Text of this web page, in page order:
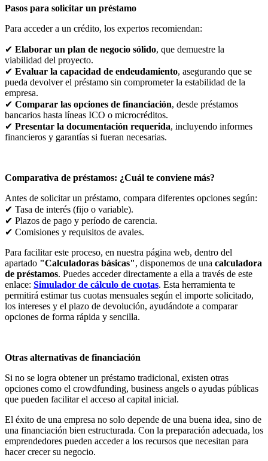
Pasos para solicitar un préstamo
Para acceder a un crédito, los expertos recomiendan:
✔ Elaborar un plan de negocio sólido, que demuestre la
viabilidad del proyecto.
✔ Evaluar la capacidad de endeudamiento, asegurando que se
pueda devolver el préstamo sin comprometer la estabilidad de la
empresa.
✔ Comparar las opciones de financiación, desde préstamos
bancarios hasta líneas ICO o microcréditos.
✔ Presentar la documentación requerida, incluyendo informes
financieros y garantías si fueran necesarias.
Comparativa de préstamos: ¿Cuál te conviene más?
Antes de solicitar un préstamo, compara diferentes opciones según:
✔ Tasa de interés (fijo o variable).
✔ Plazos de pago y período de carencia.
✔ Comisiones y requisitos de avales.
Para facilitar este proceso, en nuestra página web, dentro del
apartado "Calculadoras básicas", disponemos de una calculadora
de préstamos. Puedes acceder directamente a ella a través de este
enlace: Simulador de cálculo de cuotas. Esta herramienta te
permitirá estimar tus cuotas mensuales según el importe solicitado,
los intereses y el plazo de devolución, ayudándote a comparar
opciones de forma rápida y sencilla.
Otras alternativas de financiación
Si no se logra obtener un préstamo tradicional, existen otras
opciones como el crowdfunding, business angels o ayudas públicas
que pueden facilitar el acceso al capital inicial.
El éxito de una empresa no solo depende de una buena idea, sino de
una financiación bien estructurada. Con la preparación adecuada, los
emprendedores pueden acceder a los recursos que necesitan para
hacer crecer su negocio.